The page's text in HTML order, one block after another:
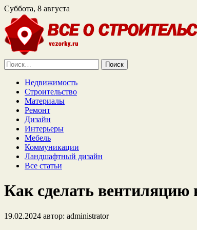
Суббота, 8 августа
Найти:
Недвижимость
Строительство
Материалы
Ремонт
Дизайн
Интерьеры
Мебель
Коммуникации
Ландшафтный дизайн
Все статьи
Как сделать вентиляцию
19.02.2024 автор: administrator